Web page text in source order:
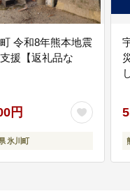
令和8年熊本地震
援【返礼品な
円
氷川町